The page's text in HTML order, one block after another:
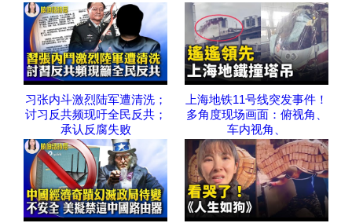
习张内斗激烈陆军遭清洗；
讨习反共频现吁全民反共；
承认反腐失败
上海地铁11号线突发事件！
多角度现场画面：俯视角、
车内视角、